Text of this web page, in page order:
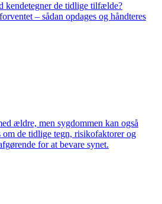
kendetegner de tidlige tilfælde?
– sådan opdages og håndteres
ældre, men sygdommen kan også
de tidlige tegn, risikofaktorer og
for at bevare synet.